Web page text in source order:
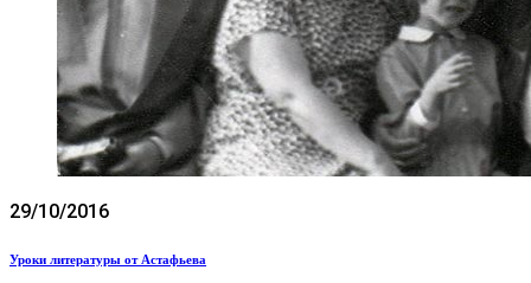
29/10/2016
Уроки литературы от Астафьева